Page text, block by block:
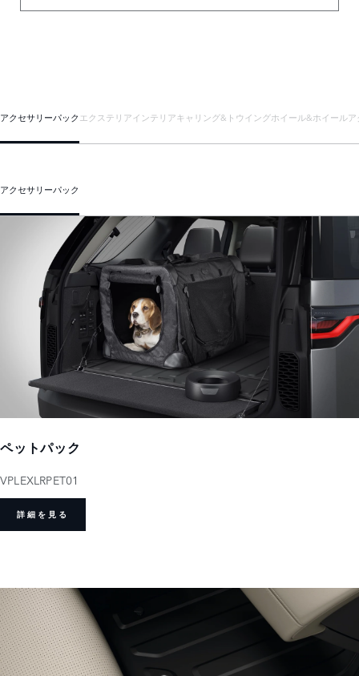
アクセサリーパック エクステリアインテリアキャリング&トウイングホイール&ホイール
アクセサリーパック
ペットパック
VPLEXLRPET01
詳細を見る